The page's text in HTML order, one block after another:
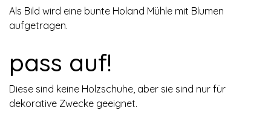
Als Bild wird eine bunte Holand Mühle mit Blumen
aufgetragen.
pass auf!
Diese sind keine Holzschuhe, aber sie sind nur für
dekorative Zwecke geeignet.